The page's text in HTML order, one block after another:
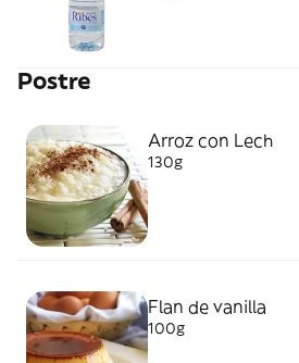
Postre
Arroz con Lech
130g
Flan de vanilla
100g